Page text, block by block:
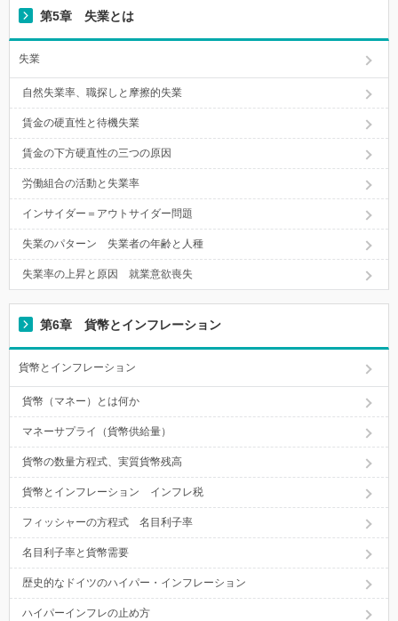
第5章 失業とは
失業
自然失業率、職探しと摩擦的失業
賃金の硬直性と待機失業
賃金の下方硬直性の三つの原因
労働組合の活動と失業率
インサイダー＝アウトサイダー問題
失業のパターン 失業者の年齢と人種
失業率の上昇と原因 就業意欲喪失
第6章 貨幣とインフレーション
貨幣とインフレーション
貨幣（マネー）とは何か
マネーサプライ（貨幣供給量）
貨幣の数量方程式、実質貨幣残高
貨幣とインフレーション インフレ税
フィッシャーの方程式 名目利子率
名目利子率と貨幣需要
歴史的なドイツのハイパー・インフレーション
ハイパーインフレの止め方